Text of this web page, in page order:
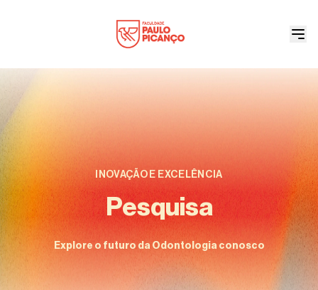
INOVAÇÃO E EXCELÊNCIA
Pesquisa
Explore o futuro da Odontologia conosco